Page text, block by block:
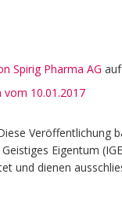
Spirig Pharma AG
vom 10.01.2017
Veröffentlichung
Eigentum
und dienen